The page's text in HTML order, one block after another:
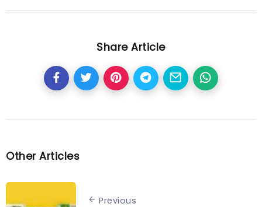
Share Article
Other Articles
Previous